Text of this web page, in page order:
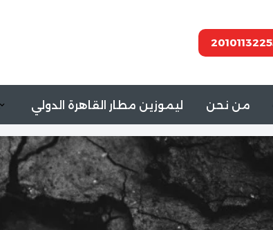
من نحن ليموزين مطار القاهرة الدولي